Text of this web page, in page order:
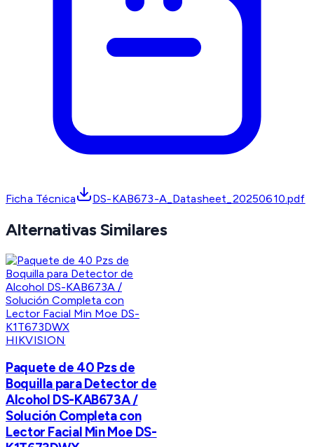
Ficha Técnica DS-KAB673-A_Datasheet_20250610.pdf
Alternativas Similares
HIKVISION
Paquete de 40 Pzs de
Boquilla para Detector de
Alcohol DS-KAB673A /
Solución Completa con
Lector Facial Min Moe DS-